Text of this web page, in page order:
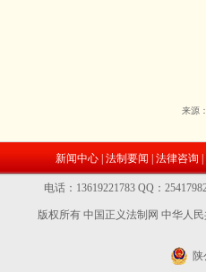
来源
新闻中心 法制要闻 法律咨询
电话：13619221783 QQ：
版权所有 中国正义法制网中华人